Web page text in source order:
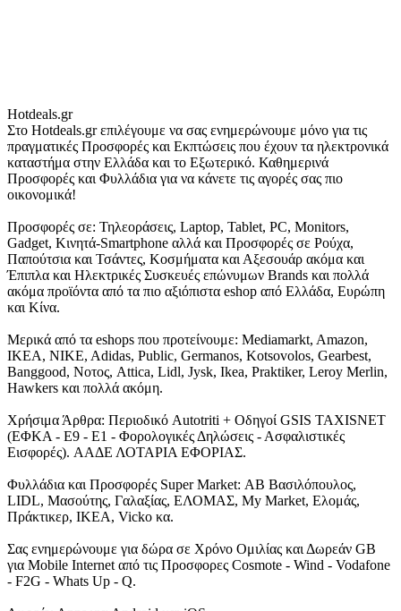
Hotdeals.gr
Στο Hotdeals.gr επιλέγουμε να σας ενημερώνουμε μόνο για τις
πραγματικές Προσφορές και Εκπτώσεις που έχουν τα ηλεκτρονικά
καταστήμα στην Ελλάδα και το Εξωτερικό. Καθημερινά
Προσφορές και Φυλλάδια για να κάνετε τις αγορές σας πιο
οικονομικά!
Προσφορές σε: Τηλεοράσεις, Laptop, Tablet, PC, Monitors,
Gadget, Κινητά-Smartphone αλλά και Προσφορές σε Ρούχα,
Παπούτσια και Τσάντες, Κοσμήματα και Αξεσουάρ ακόμα και
Έπιπλα και Ηλεκτρικές Συσκευές επώνυμων Brands και πολλά
ακόμα προϊόντα από τα πιο αξιόπιστα eshop από Ελλάδα, Ευρώπη
και Κίνα.
Μερικά από τα eshops που προτείνουμε: Mediamarkt, Amazon,
IKEA, NIKE, Adidas, Public, Germanos, Kotsovolos, Gearbest,
Banggood, Νοτος, Attica, Lidl, Jysk, Ikea, Praktiker, Leroy Merlin,
Hawkers και πολλά ακόμη.
Χρήσιμα Άρθρα: Περιοδικό Autotriti + Οδηγοί GSIS TAXISNET
(ΕΦΚΑ - Ε9 - Ε1 - Φορολογικές Δηλώσεις - Ασφαλιστικές
Εισφορές). ΑΑΔΕ ΛΟΤΑΡΙΑ ΕΦΟΡΙΑΣ.
Φυλλάδια και Προσφορές Super Market: ΑΒ Βασιλόπουλος,
LIDL, Μασούτης, Γαλαξίας, ΕΛΟΜΑΣ, My Market, Ελομάς,
Πράκτικερ, ΙΚΕΑ, Vicko κα.
Σας ενημερώνουμε για δώρα σε Χρόνο Ομιλίας και Δωρεάν GB
για Mobile Internet από τις Προσφορες Cosmote - Wind - Vodafone
- F2G - Whats Up - Q.